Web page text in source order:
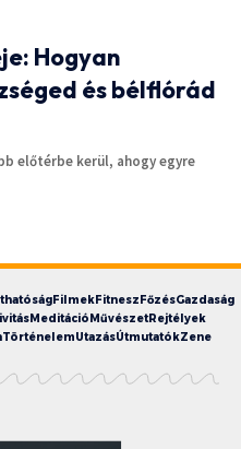
Hogyan
és bélflórád
előtérbe kerül, ahogy egyre
FilmekFitneszFőzésGazdaság
MeditációMűvészetRejtélyek
TörténelemUtazásÚtmutatókZene